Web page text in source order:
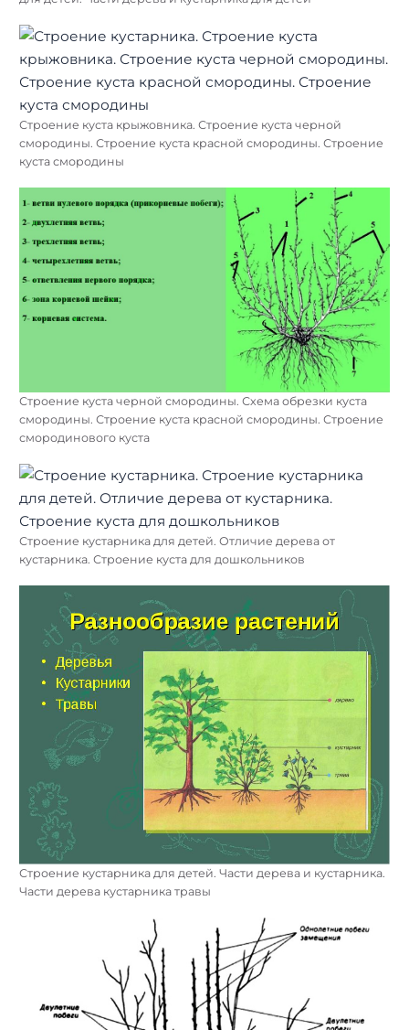
Строение куста крыжовника. Строение куста черной
смородины. Строение куста красной смородины. Строение
куста смородины
Строение куста черной смородины. Схема обрезки куста
смородины. Строение куста красной смородины. Строение
смородинового куста
Строение кустарника для детей. Отличие дерева от
кустарника. Строение куста для дошкольников
Строение кустарника для детей. Части дерева и кустарника.
Части дерева кустарника травы